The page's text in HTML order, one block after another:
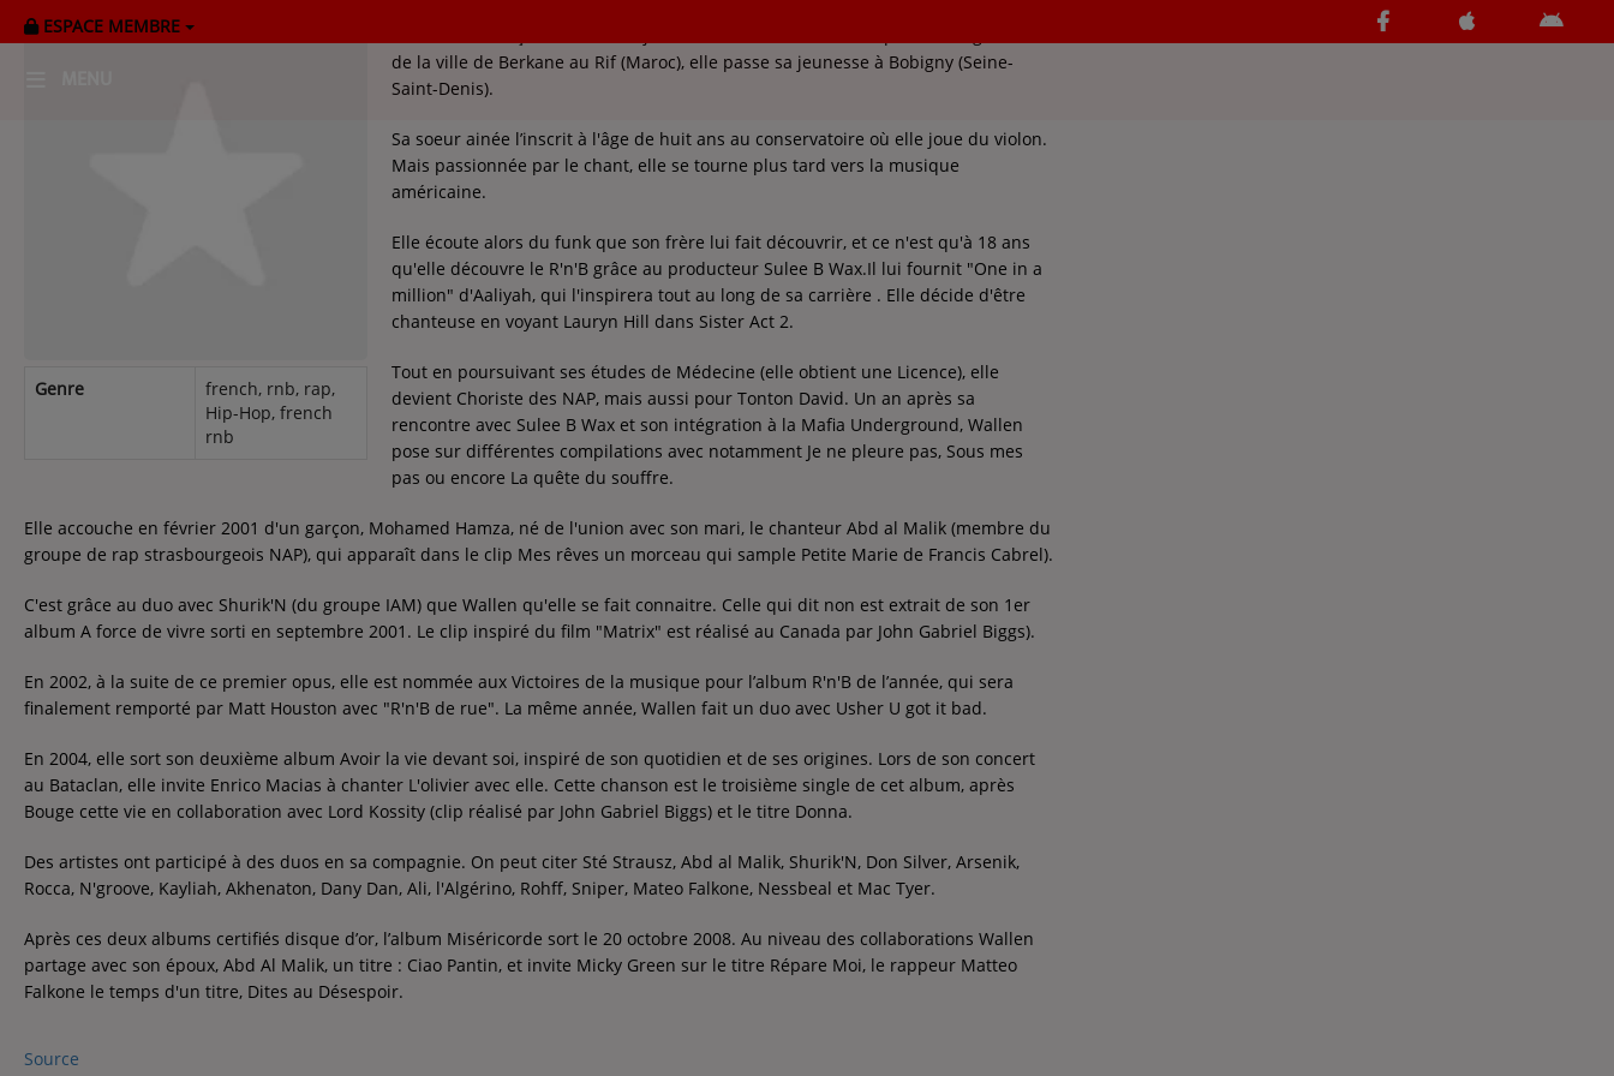
ESPACE MEMBRE
Cultur'Ciné - Jean Meurice
Contact
Contact
Régie Publicitaire
Fréquences
Recherche d'un titre
Genre
french, rnb, rap,
Hip-Hop, french
rnb
de la ville de Berkane au Rif (Maroc), elle passe sa jeunesse à Bobigny (Seine-
Saint-Denis).
Sa soeur ainée l’inscrit à l'âge de huit ans au conservatoire où elle joue du violon.
Mais passionnée par le chant, elle se tourne plus tard vers la musique
américaine.
Elle écoute alors du funk que son frère lui fait découvrir, et ce n'est qu'à 18 ans
qu'elle découvre le R'n'B grâce au producteur Sulee B Wax.Il lui fournit "One in a
million" d'Aaliyah, qui l'inspirera tout au long de sa carrière . Elle décide d'être
chanteuse en voyant Lauryn Hill dans Sister Act 2.
Tout en poursuivant ses études de Médecine (elle obtient une Licence), elle
devient Choriste des NAP, mais aussi pour Tonton David. Un an après sa
rencontre avec Sulee B Wax et son intégration à la Mafia Underground, Wallen
pose sur différentes compilations avec notamment Je ne pleure pas, Sous mes
pas ou encore La quête du souffre.
Elle accouche en février 2001 d'un garçon, Mohamed Hamza, né de l'union avec son mari, le chanteur Abd al Malik (membre du
groupe de rap strasbourgeois NAP), qui apparaît dans le clip Mes rêves un morceau qui sample Petite Marie de Francis Cabrel).
C'est grâce au duo avec Shurik'N (du groupe IAM) que Wallen qu'elle se fait connaitre. Celle qui dit non est extrait de son 1er
album A force de vivre sorti en septembre 2001. Le clip inspiré du film "Matrix" est réalisé au Canada par John Gabriel Biggs).
En 2002, à la suite de ce premier opus, elle est nommée aux Victoires de la musique pour l’album R'n'B de l’année, qui sera
finalement remporté par Matt Houston avec "R'n'B de rue". La même année, Wallen fait un duo avec Usher U got it bad.
En 2004, elle sort son deuxième album Avoir la vie devant soi, inspiré de son quotidien et de ses origines. Lors de son concert
au Bataclan, elle invite Enrico Macias à chanter L'olivier avec elle. Cette chanson est le troisième single de cet album, après
Bouge cette vie en collaboration avec Lord Kossity (clip réalisé par John Gabriel Biggs) et le titre Donna.
Des artistes ont participé à des duos en sa compagnie. On peut citer Sté Strausz, Abd al Malik, Shurik'N, Don Silver, Arsenik,
Rocca, N'groove, Kayliah, Akhenaton, Dany Dan, Ali, l'Algérino, Rohff, Sniper, Mateo Falkone, Nessbeal et Mac Tyer.
Après ces deux albums certifiés disque d’or, l’album Miséricorde sort le 20 octobre 2008. Au niveau des collaborations Wallen
partage avec son époux, Abd Al Malik, un titre : Ciao Pantin, et invite Micky Green sur le titre Répare Moi, le rappeur Matteo
Falkone le temps d'un titre, Dites au Désespoir.
Source